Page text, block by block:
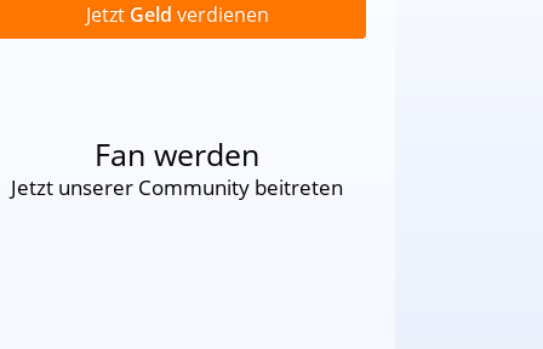
Jetzt Geld verdienen
Fan werden
Jetzt unserer Community beitreten